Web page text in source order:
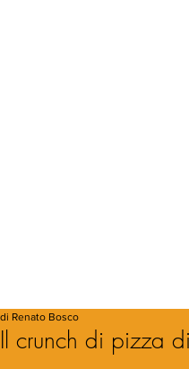
Il crunch di pizza
di Renato Bosco